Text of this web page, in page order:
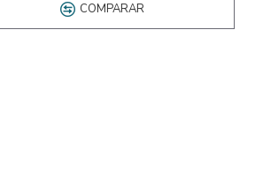
COMPARAR